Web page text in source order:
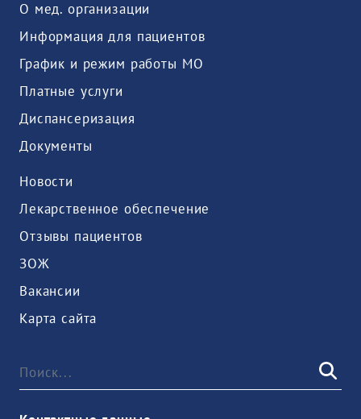
О мед. организации
Информация для пациентов
График и режим работы МО
Платные услуги
Диспансеризация
Документы
Новости
Лекарственное обеспечение
Отзывы пациентов
ЗОЖ
Вакансии
Карта сайта